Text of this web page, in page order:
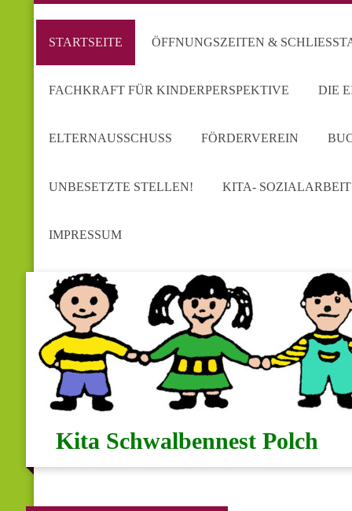
STARTSEITE ÖFFNUNGSZEITEN &
FACHKRAFT FÜR KINDERPERSPEKTIVE DIE
ELTERNAUSSCHUSS FÖRDERVEREIN
UNBESETZTE STELLEN! KITA- SOZIALARBEIT
IMPRESSUM
Kita Schwalbennest Polch